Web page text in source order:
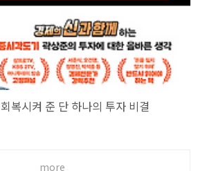
복시켜 준 단 하나의 투자 비결
more